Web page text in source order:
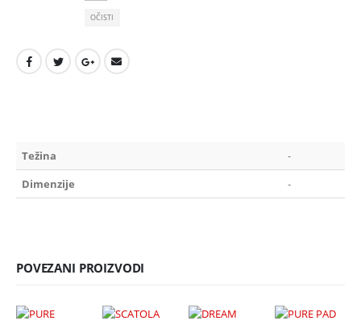
OČISTI
Težina
-
Dimenzije
-
POVEZANI PROIZVODI